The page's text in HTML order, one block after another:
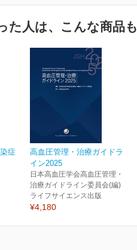
た人は、こんな商品
症
高血圧管理・治療ガイドラ
イン2025
日本高血圧学会高血圧管理・
治療ガイドライン委員会(編)
ライフサイエンス出版
¥4,180